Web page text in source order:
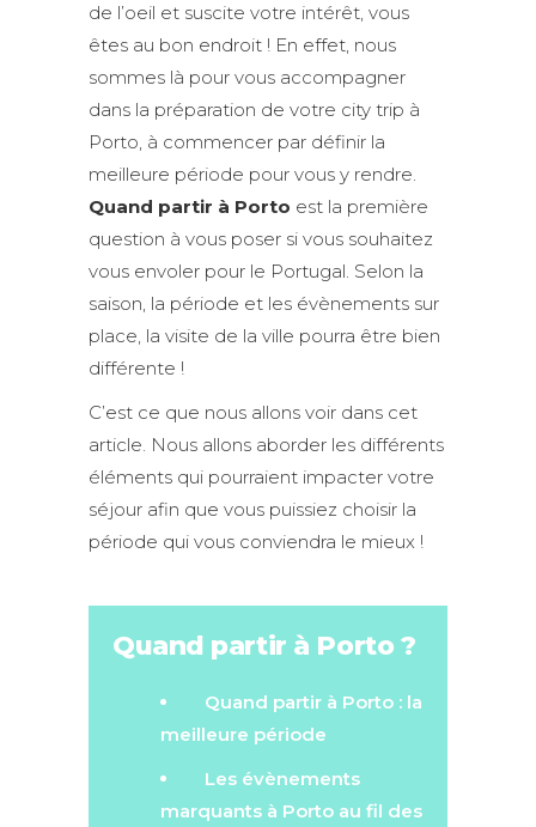
de l’oeil et suscite votre intérêt, vous
êtes au bon endroit ! En effet, nous
sommes là pour vous accompagner
dans la préparation de votre city trip à
Porto, à commencer par définir la
meilleure période pour vous y rendre.
Quand partir à Porto est la première
question à vous poser si vous souhaitez
vous envoler pour le Portugal. Selon la
saison, la période et les évènements sur
place, la visite de la ville pourra être bien
différente !
C’est ce que nous allons voir dans cet
article. Nous allons aborder les différents
éléments qui pourraient impacter votre
séjour afin que vous puissiez choisir la
période qui vous conviendra le mieux !
Quand partir à Porto ?
Quand partir à Porto : la
meilleure période
Les évènements
marquants à Porto au fil des